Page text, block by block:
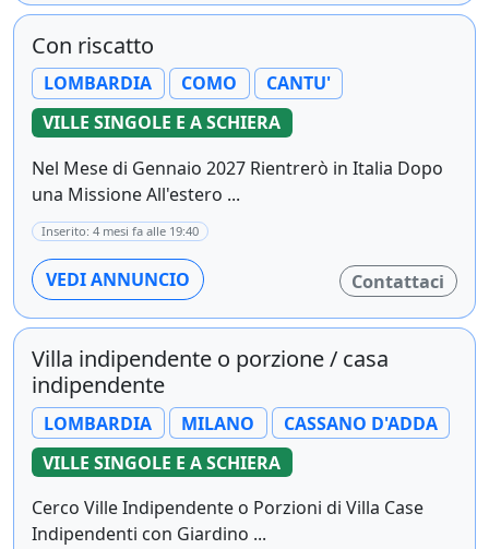
Con riscatto
LOMBARDIA COMO
CANTU'
VILLE SINGOLE E A SCHIERA
Nel Mese di Gennaio 2027 Rientrerò in Italia Dopo
una Missione All'estero ...
Inserito: 4 mesi fa alle 19:40
VEDI ANNUNCIO Contattaci
Villa indipendente o porzione / casa
indipendente
LOMBARDIA MILANO
CASSANO D'ADDA
VILLE SINGOLE E A SCHIERA
Cerco Ville Indipendente o Porzioni di Villa Case
Indipendenti con Giardino ...